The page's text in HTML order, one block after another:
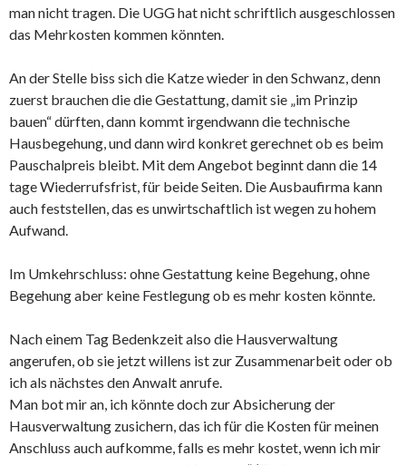
man nicht tragen. Die UGG hat nicht schriftlich ausgeschlossen
das Mehrkosten kommen könnten.
An der Stelle biss sich die Katze wieder in den Schwanz, denn
zuerst brauchen die die Gestattung, damit sie „im Prinzip
bauen“ dürften, dann kommt irgendwann die technische
Hausbegehung, und dann wird konkret gerechnet ob es beim
Pauschalpreis bleibt. Mit dem Angebot beginnt dann die 14
tage Wiederrufsfrist, für beide Seiten. Die Ausbaufirma kann
auch feststellen, das es unwirtschaftlich ist wegen zu hohem
Aufwand.
Im Umkehrschluss: ohne Gestattung keine Begehung, ohne
Begehung aber keine Festlegung ob es mehr kosten könnte.
Nach einem Tag Bedenkzeit also die Hausverwaltung
angerufen, ob sie jetzt willens ist zur Zusammenarbeit oder ob
ich als nächstes den Anwalt anrufe.
Man bot mir an, ich könnte doch zur Absicherung der
Hausverwaltung zusichern, das ich für die Kosten für meinen
Anschluss auch aufkomme, falls es mehr kostet, wenn ich mir